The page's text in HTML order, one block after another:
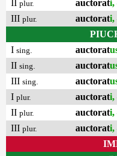
plur. auctorati,
III plur. auctorati,
I sing. auctorat
II sing. auctorat
III sing. auctorat
I plur. auctorati,
II plur. auctorati,
III plur. auctorati,